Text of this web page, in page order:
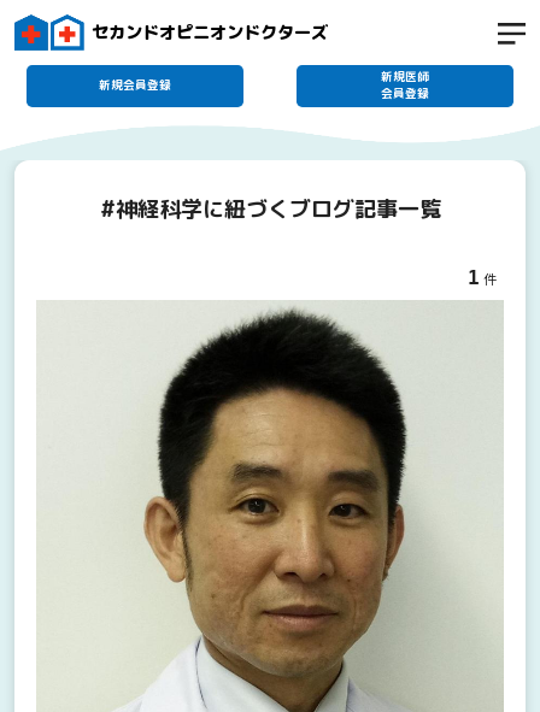
セカンドオピニオンドクターズ
新規会員登録
新規医師
会員登録
#神経科学に紐づくブログ記事一覧
1 件